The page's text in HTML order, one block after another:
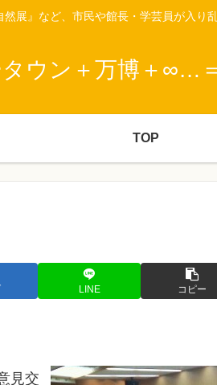
然展』など、市民や館長・学芸員が入
ウン＋万博＋∞…
TOP
LINE コピー
見交